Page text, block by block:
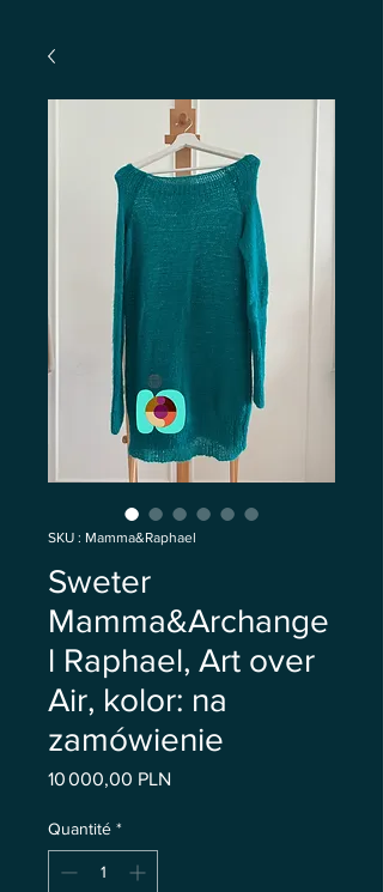
SKU : Mamma&Raphael
Sweter
Mamma&Archange
l Raphael, Art over
Air, kolor: na
zamówienie
10 000,00 PLN
Quantité *